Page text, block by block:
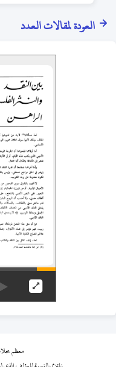
العودة لمقالات العدد
معظم